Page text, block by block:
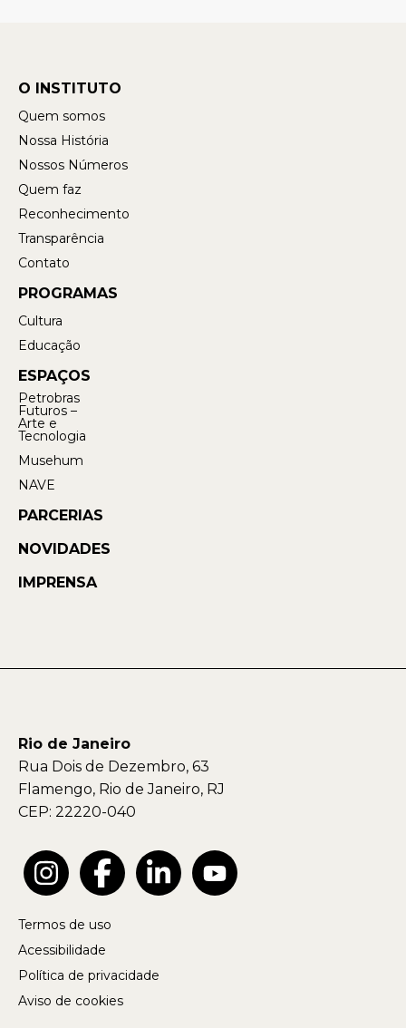
O INSTITUTO
Quem somos
Nossa História
Nossos Números
Quem faz
Reconhecimento
Transparência
Contato
PROGRAMAS
Cultura
Educação
ESPAÇOS
Petrobras
Futuros –
Arte e
Tecnologia
Musehum
NAVE
PARCERIAS
NOVIDADES
IMPRENSA
Rio de Janeiro
Rua Dois de Dezembro, 63
Flamengo, Rio de Janeiro, RJ
CEP: 22220-040
Termos de uso
Acessibilidade
Política de privacidade
Aviso de cookies